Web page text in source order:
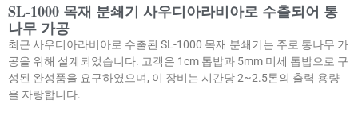
SL-1000 목재 분쇄기 사우디아라비아로 수출되어 통
나무 가공
최근 사우디아라비아로 수출된 SL-1000 목재 분쇄기는 주로 통나무 가
공을 위해 설계되었습니다. 고객은 1cm 톱밥과 5mm 미세 톱밥으로 구
성된 완성품을 요구하였으며, 이 장비는 시간당 2~2.5톤의 출력 용량
을 자랑합니다.